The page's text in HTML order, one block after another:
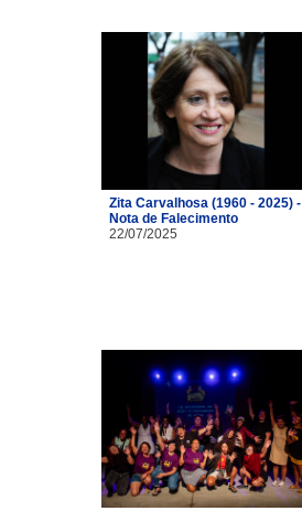
Zita Carvalhosa (1960 - 2025) -
Nota de Falecimento
22/07/2025